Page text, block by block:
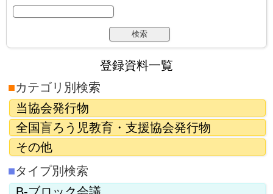
登録資料一覧
■カテゴリ別検索
当協会発行物
全国盲ろう児教育・支援協会発行物
その他
■タイプ別検索